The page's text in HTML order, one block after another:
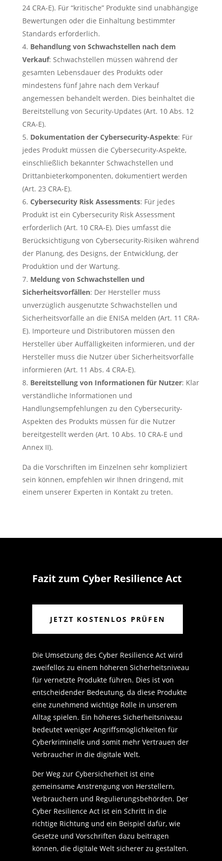
24 CRA-E). Für “kritische” Produkte sind unabhängige
Bewertungen oder die Einhaltung bestimmter
Standards erforderlich.
Behandlung von Schwachstellen nach dem
Verkauf: Schwachstellen müssen während der
gesamten Lebensdauer des Produkts oder
mindestens fünf Jahre nach dem Verkauf
angemessen behandelt werden. Dies beinhaltet die
Bereitstellung von Security-Updates (Art. 10 Abs. 12
CRA-E).
Dokumentation der Cybersecurity-Aspekte: Für
jedes Produkt müssen die Cybersecurity-Aspekte,
einschließlich bekannter Schwachstellen und
Drittanbieterkomponenten, dokumentiert werden
(Art. 23 CRA-E).
Cybersecurity Risk Assessments: Für jedes
Produkt ist ein Cybersecurity Risk Assessment
erforderlich (Art. 10 CRA-E). Dies umfasst die
Berücksichtigung von Cybersecurity-Risiken während
der Planung, des Designs, der Entwicklung, der
Produktion und der Wartung.
Meldung von Schwachstellen und
Sicherheitsvorfällen: Der Hersteller muss
unverzüglich ausgenutzte Schwachstellen und
Sicherheitsvorfälle an die ENISA melden (Art. 11 CRA-
E). Importeure und Distributoren müssen den
Hersteller über Auffälligkeiten informieren, und der
Hersteller muss die Nutzer über Sicherheitsvorfälle
informieren (Art. 11 Abs. 4 CRA-E).
Bereitstellung von Informationen für Nutzer: Klar
verständliche Informationen und
Handlungsempfehlungen zu den Cybersecurity-
Aspekten des Produkts müssen für die Nutzer
bereitgestellt werden (Art. 10 Abs. 10 CRA-E und
Annex II).
Da die Vorschriften im Einzelnen sehr kompliziert
sein können, empfehlen wir Ihnen dringend, mit
einem unserer Experten in Kontakt zu treten.
Fazit zum Cyber Resilience Act
JETZT KOSTENLOS PRÜFEN
Die Umsetzung des Cyber Resilience Act wird
zweifellos zu einem höheren Sicherheitsniveau
für vernetzte Produkte führen. Dies ist von
entscheidender Bedeutung, da diese Produkte
eine zunehmend wichtige Rolle in unserem
Alltag spielen. Ein höheres Sicherheitsniveau
bedeutet weniger Angriffsmöglichkeiten für
Cyberkriminelle und somit mehr Vertrauen der
Verbraucher in die digitale Welt.
Der Weg zur Cybersicherheit ist eine
gemeinsame Anstrengung von Herstellern,
Verbrauchern und Regulierungsbehörden. Der
Cyber Resilience Act ist ein Schritt in die
richtige Richtung und ein Beispiel dafür, wie
Gesetze und Vorschriften dazu beitragen
können, die digitale Welt sicherer zu gestalten.